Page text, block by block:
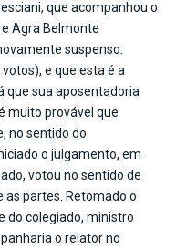
que acompanhou o
Agra Belmonte
suspenso.
e que esta é a
que sua aposentadoria
muito provável que
no sentido do
o julgamento, em
votou no sentido de
as partes. Retomado o
do colegiado, ministro
o relator no